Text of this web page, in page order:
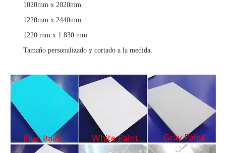
1020mm x 2020mm
1220mm x 2440mm
1220 mm x 1.830 mm
Tamaño personalizado y cortado a la medida.